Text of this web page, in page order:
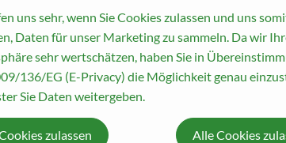
Du hast
uns sehr, wenn Sie Cookies zulassen und uns
Daten für unser Marketing zu sammeln. Da wir
sehr wertschätzen, haben Sie in
136/EG (E-Privacy) die Möglichkeit genau
Sie Daten weitergeben.
zulassen Alle Cookies